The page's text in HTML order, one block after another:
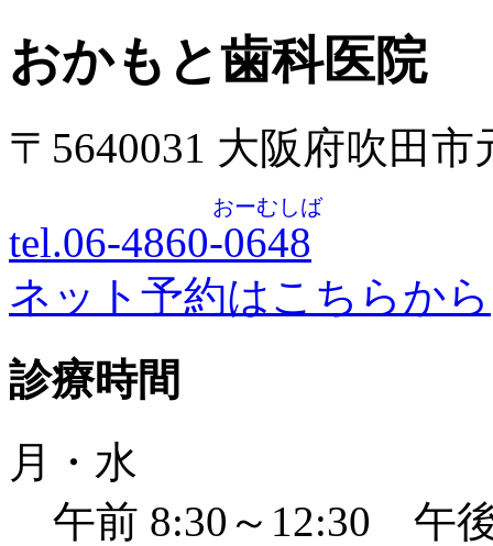
おかもと歯科医院
〒5640031 大阪府吹田
tel.06-4860-0648
おーむしば
ネット予約はこちらから
診療時間
月・水
午前 8:30～12:30 午